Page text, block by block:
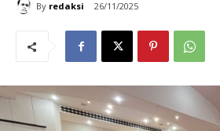
By redaksi 26/11/2025